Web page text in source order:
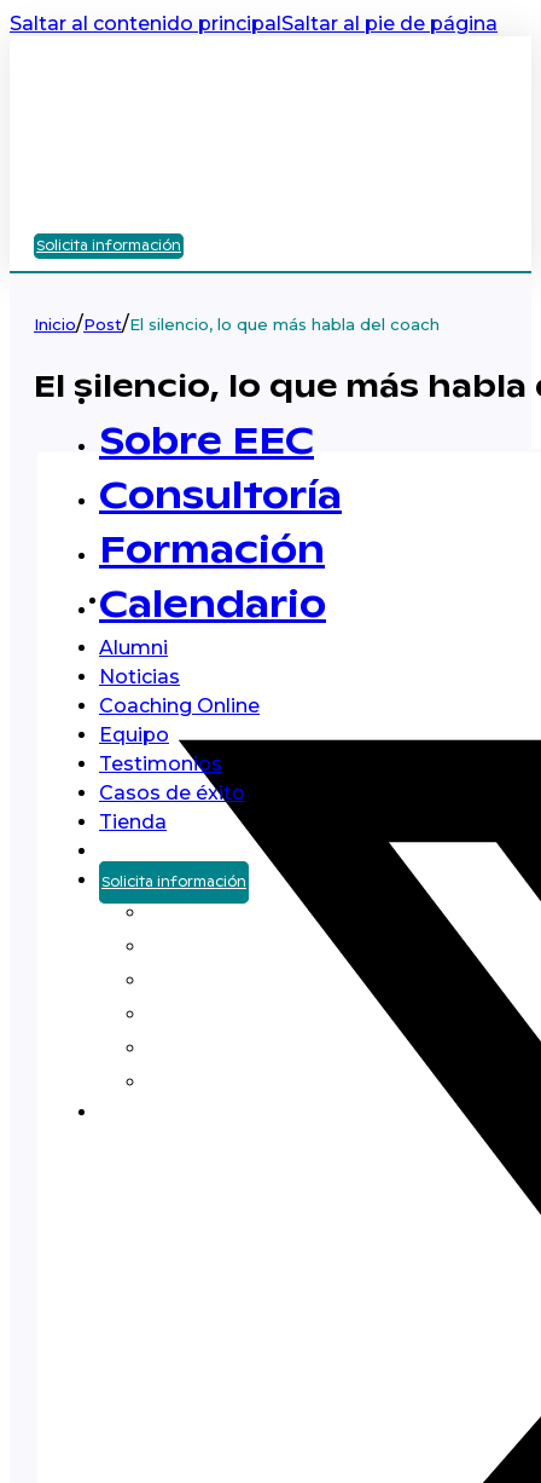
Saltar al contenido principalSaltar al pie de página
Solicita información
Sobre EEC
Consultoría
Formación
Calendario
Alumni
Noticias
Coaching Online
Equipo
Testimonios
Casos de éxito
Tienda
Solicita información
Inicio/Post/El silencio, lo que más habla del coach
El silencio, lo que más habla